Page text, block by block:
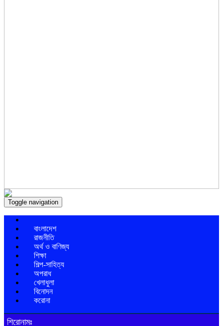
Toggle navigation
বাংলাদেশ
রাজনীতি
অর্থ ও বাণিজ্য
শিক্ষা
শিল্প-সাহিত্য
অপরাধ
খেলাধুলা
বিনোদন
করোনা
শিরোনামঃ